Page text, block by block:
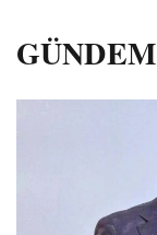
GÜNDEM